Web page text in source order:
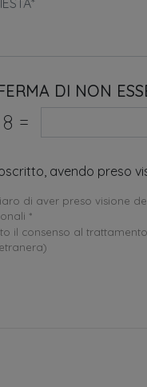
DI NON
8 =
avendo preso
di aver preso visione
*
il consenso al